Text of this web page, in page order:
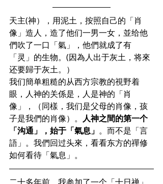
天主(神），用泥土，按照自己的「肖
像」造人，造了他们一男一女，並给他
們吹了一口「氣」，他們就成了有
「灵」的生物。(因為人出于灰土，将來
还要歸于灰土。）
我们簡单粗糙的从西方宗教的視野着
眼，人神的关係是，人是神的「肖
像」，（同樣，我们是父母的肖像，孩
子是我們的肖像）。 人神之間的第一个
「沟通」，始于「氣息」 。而不是「言
語」。我們回过头來，看看东方的禪修
如何看待「氣息」。